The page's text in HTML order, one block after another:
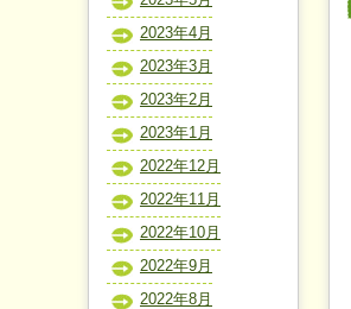
2023年4月
2023年3月
2023年2月
2023年1月
2022年12月
2022年11月
2022年10月
2022年9月
2022年8月